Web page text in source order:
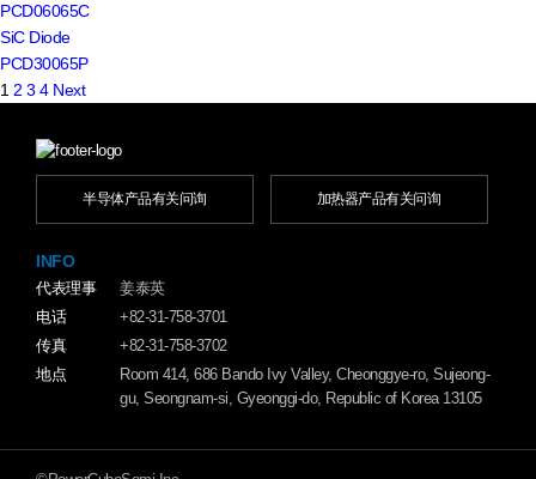
PCD06065C
SiC Diode
PCD30065P
1 2 3 4 Next
半导体产品有关问询 加热器产品有关问询
INFO
代表理事
姜泰英
电话
+82-31-758-3701
传真
+82-31-758-3702
地点
Room 414, 686 Bando Ivy Valley, Cheonggye-ro, Sujeong-
gu, Seongnam-si, Gyeonggi-do, Republic of Korea 13105